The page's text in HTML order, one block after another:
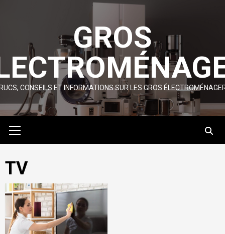
GROS
CONSEILS ET INFORMATIONS SUR LES GROS
Menu
TV